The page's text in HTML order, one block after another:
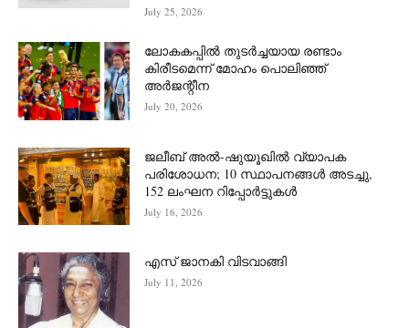
July 25, 2026
ലോകകപ്പിൽ തുടർച്ചയായ രണ്ടാം
കിരീടമെന്ന് മോഹം പൊലിഞ്ഞ്
അർ‍ജന്റീന
July 20, 2026
ജലീബ് അൽ-ഷുയൂഖിൽ വ്യാപക
പരിശോധന; 10 സ്ഥാപനങ്ങൾ അടച്ചു,
152 ലംഘന റിപ്പോർട്ടുകൾ
July 16, 2026
എസ് ജാനകി വിടവാങ്ങി
July 11, 2026